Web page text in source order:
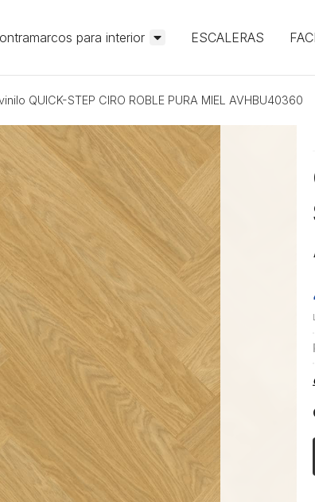
para interior ESCALERAS
QUICK-STEP CIRO ROBLE PURA MIEL AVHBU40360